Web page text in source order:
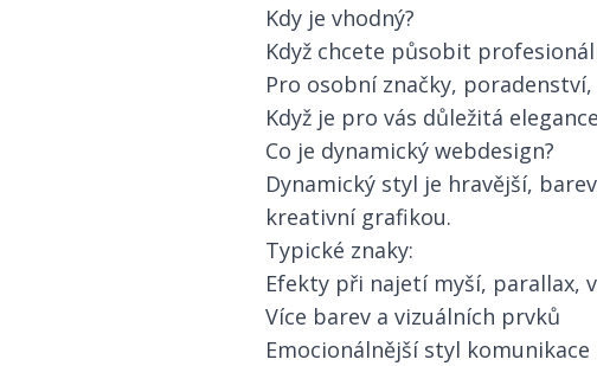
Kdy je vhodný?
Když chcete působit
Pro osobní značky,
Když je pro vás důležitá
Co je dynamický webdesign?
Dynamický styl je hravější,
kreativní grafikou.
Typické znaky:
Efekty při najetí myší, parallax,
Více barev a vizuálních prvků
Emocionálnější styl komunikace